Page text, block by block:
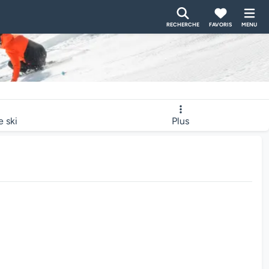
RECHERCHE FAVORIS MENU
ski Plus